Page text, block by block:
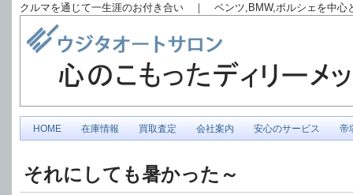
クルマを通じて一生涯のお付き合い ｜ ベンツ,BMW,ポルシェを中
HOME 在庫情報 買取査定 会社案内 安心のサービス 帝
それにしても暑かった～